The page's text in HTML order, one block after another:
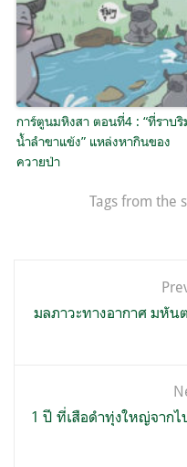
การ์ตูนมหิงสา ตอนที่4 : “ที่ราบริ
น้ำลำขาแข้ง” แหล่งหากินของ
ควายป่า
Tags from the
เรื่อง
มลภาวะทางอากาศ มหั
1 ปี ที่เสือดำทุ่งใหญ่จากไ